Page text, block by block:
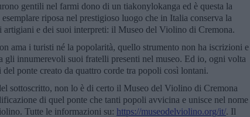
gentili nel farmi dono di un tiakonylokanga ed è questa la
riposa nel prestigioso luogo che in Italia conserva la
artigiani e dei suoi interpreti: il Museo del Violino di Cremona.
ama i turisti né la popolarità, quello strumento non ha iscrizioni e
gli innumerevoli suoi fratelli presenti nel museo. Ed io, ogni volta
ponte creato da quattro corde tra popoli così lontani.
sottoscritto, non lo è di certo il Museo del Violino di Cremona
di quel ponte che tanti popoli avvicina e unisce nel nome
Tutte le informazioni su: https://museodelviolino.org/it/. Il